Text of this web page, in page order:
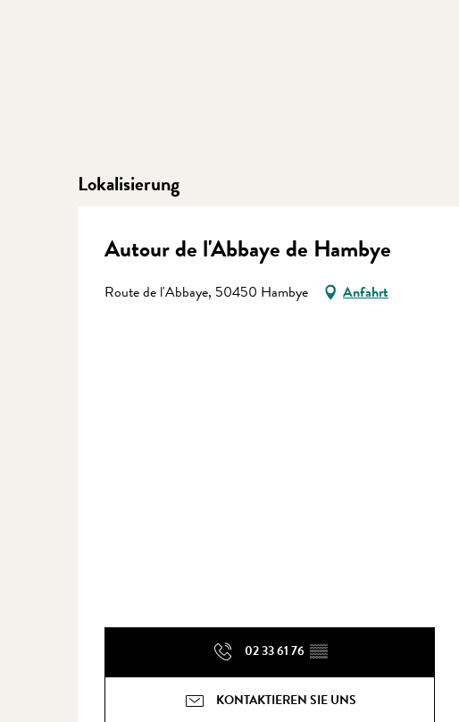
Lokalisierung
Autour de l'Abbaye de Hambye
Route de l'Abbaye, 50450 Hambye Anfahrt
02 33 61 76 ▒▒
KONTAKTIEREN SIE UNS